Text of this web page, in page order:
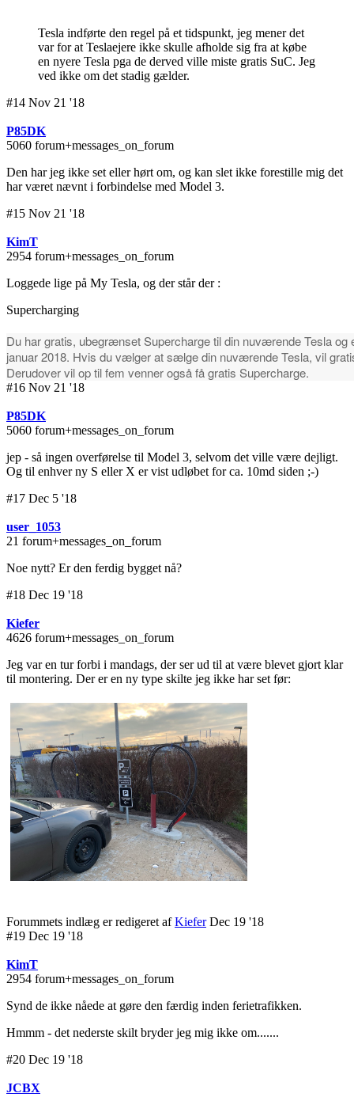
Tesla indførte den regel på et tidspunkt, jeg mener det
var for at Teslaejere ikke skulle afholde sig fra at købe
en nyere Tesla pga de derved ville miste gratis SuC. Jeg
ved ikke om det stadig gælder.
#14 Nov 21 '18
P85DK
5060 forum+messages_on_forum
Den har jeg ikke set eller hørt om, og kan slet ikke forestille mig det
har været nævnt i forbindelse med Model 3.
#15 Nov 21 '18
KimT
2954 forum+messages_on_forum
Loggede lige på My Tesla, og der står der :
Supercharging
Du har gratis, ubegrænset Supercharge til din nuværende Tesla
januar 2018. Hvis du vælger at sælge din nuværende Tesla, vil
Derudover vil op til fem venner også få gratis Supercharge.
#16 Nov 21 '18
P85DK
5060 forum+messages_on_forum
jep - så ingen overførelse til Model 3, selvom det ville være dejligt.
Og til enhver ny S eller X er vist udløbet for ca. 10md siden ;-)
#17 Dec 5 '18
user_1053
21 forum+messages_on_forum
Noe nytt? Er den ferdig bygget nå?
#18 Dec 19 '18
Kiefer
4626 forum+messages_on_forum
Jeg var en tur forbi i mandags, der ser ud til at være blevet gjort klar
til montering. Der er en ny type skilte jeg ikke har set før:
Forummets indlæg er redigeret afKieferDec 19 '18
#19 Dec 19 '18
KimT
2954 forum+messages_on_forum
Synd de ikke nåede at gøre den færdig inden ferietrafikken.
Hmmm - det nederste skilt bryder jeg mig ikke om.......
#20 Dec 19 '18
JCBX